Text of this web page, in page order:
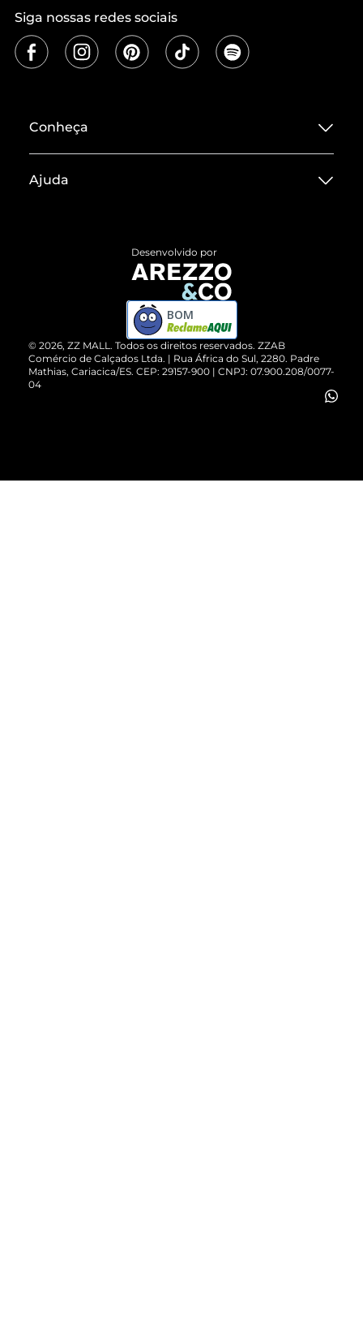
Siga nossas redes sociais
Conheça
Termos de Uso
ZZ MALL é confiável
Cartão Presente
Vendas Corporativas
Ajuda
Devolução do Produto
Compre pelo WhatsApp
© 2026, ZZ MALL. Todos os direitos reservados. ZZAB
Comércio de Calçados Ltda. | Rua África do Sul, 2280. Padre
Mathias, Cariacica/ES. CEP: 29157-900 | CNPJ: 07.900.208/0077-
04
Desenvolvido por
BOM